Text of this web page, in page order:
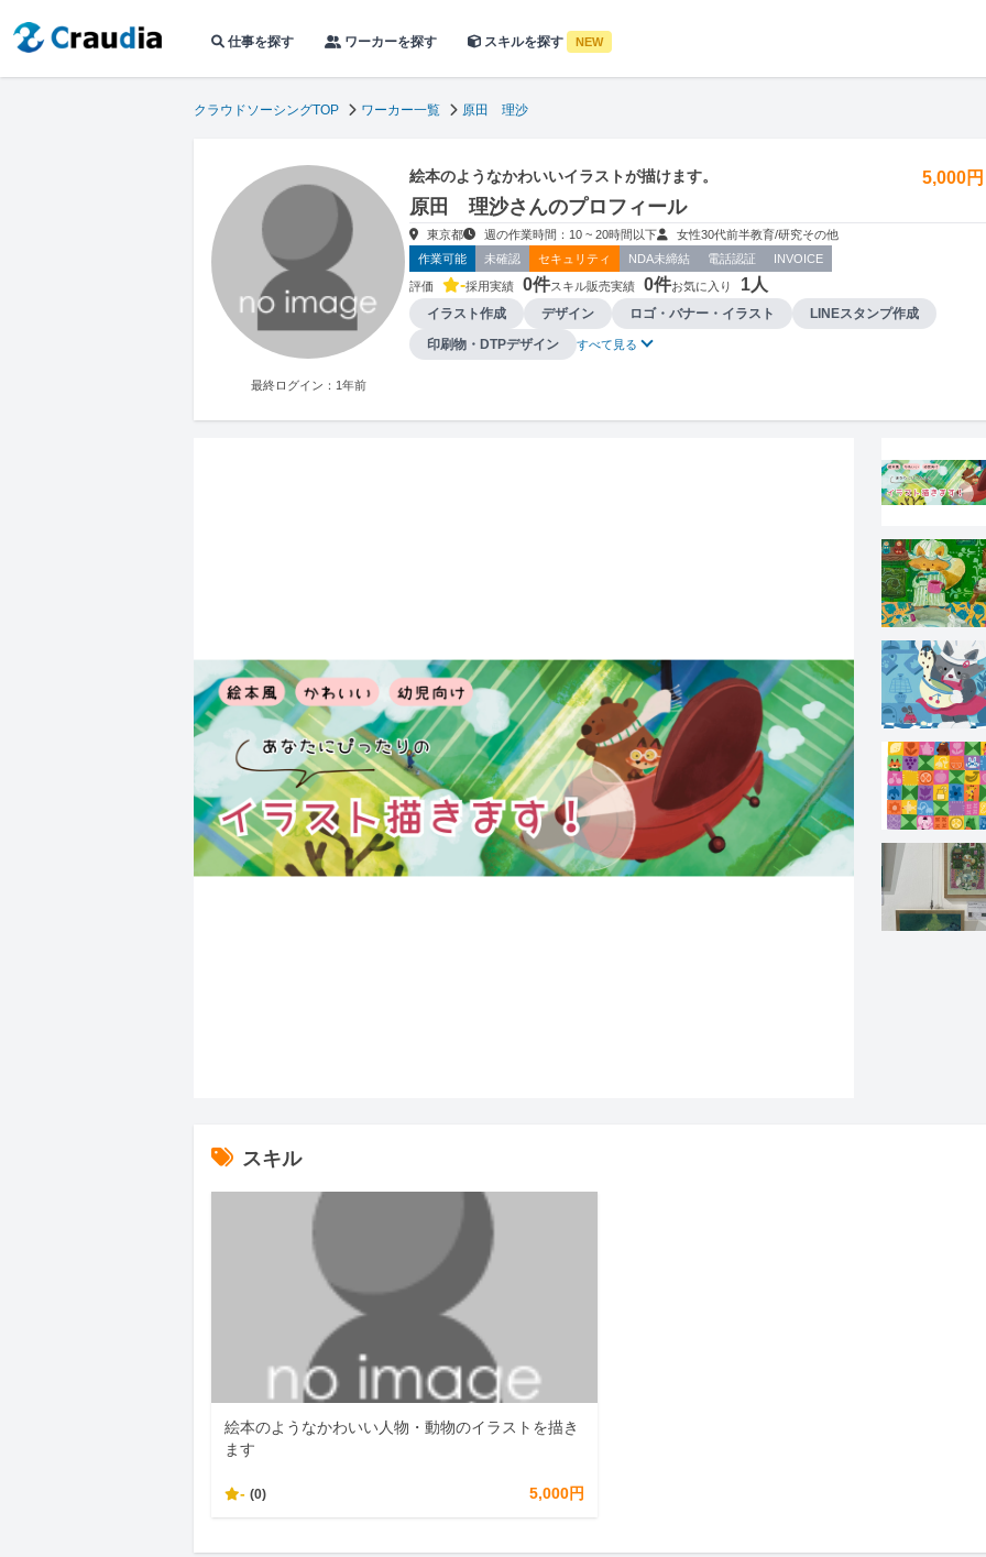
仕事を探す ワーカーを探す スキルを探す NEW
クラウドソーシングTOP ワーカー一覧 原田 理沙
最終ログイン：1年前
絵本のようなかわいいイラストが描けます。 5,000
原田 理沙さんのプロフィール
東京都 週の作業時間：10 ~ 20時間以下 女性30代前半教育/研究その他
作業可能
未確認 セキュリティ NDA未締結 電話認証 INVOICE
評価 -採用実績 0件スキル販売実績 0件お気に入り 1人
イラスト作成 デザイン ロゴ・バナー・イラスト
LINEスタンプ作成
印刷物・DTPデザイン
すべて見る
スキル
絵本のようなかわいい人物・動物のイラストを描き
ます
- (0) 5,000円